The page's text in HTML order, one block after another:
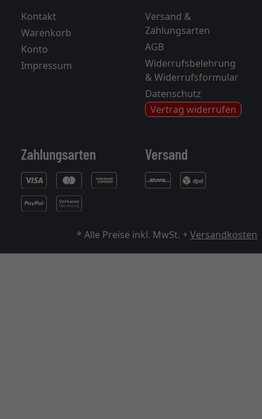
Kontakt
Warenkorb
Konto
Impressum
Versand &
Zahlungsarten
AGB
Widerrufsbelehrung
& Widerrufsformular
Datenschutz
Vertrag widerrufen
Zahlungsarten Versand
* Alle Preise inkl. MwSt. +Versandkosten